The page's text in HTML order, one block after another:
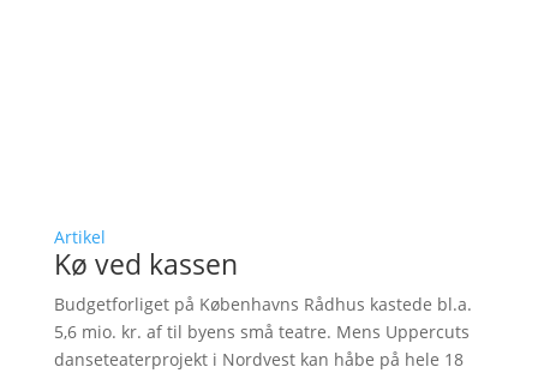
Artikel
Kø ved kassen
Budgetforliget på Københavns Rådhus kastede bl.a.
5,6 mio. kr. af til byens små teatre. Mens Uppercuts
danseteaterprojekt i Nordvest kan håbe på hele 18